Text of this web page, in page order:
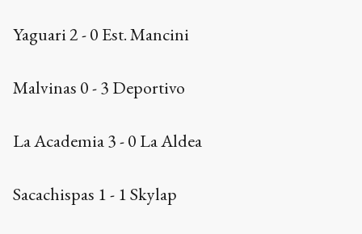
Yaguari 2 - 0 Est. Mancini
Malvinas 0 - 3 Deportivo
La Academia 3 - 0 La Aldea
Sacachispas 1 - 1 Skylap